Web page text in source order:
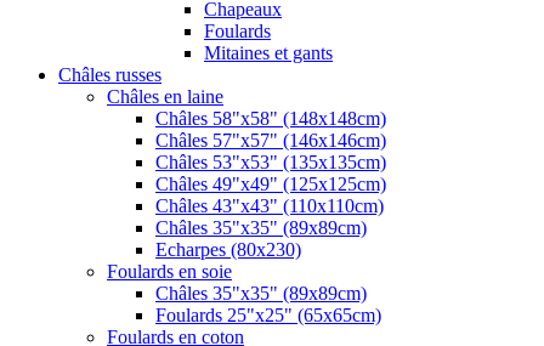
Chapeaux
Foulards
Mitaines et gants
Châles russes
Châles en laine
Châles 58"x58" (148x148cm)
Châles 57"x57" (146x146cm)
Châles 53"x53" (135x135cm)
Châles 49"x49" (125x125cm)
Châles 43"x43" (110x110cm)
Châles 35"x35" (89x89cm)
Echarpes (80х230)
Foulards en soie
Châles 35"x35" (89x89cm)
Foulards 25"x25" (65x65cm)
Foulards en coton